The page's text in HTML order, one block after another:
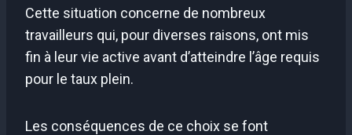
Cette situation concerne de nombreux
travailleurs qui, pour diverses raisons, ont mis
fin à leur vie active avant d’atteindre l’âge requis
pour le taux plein.
Les conséquences de ce choix se font